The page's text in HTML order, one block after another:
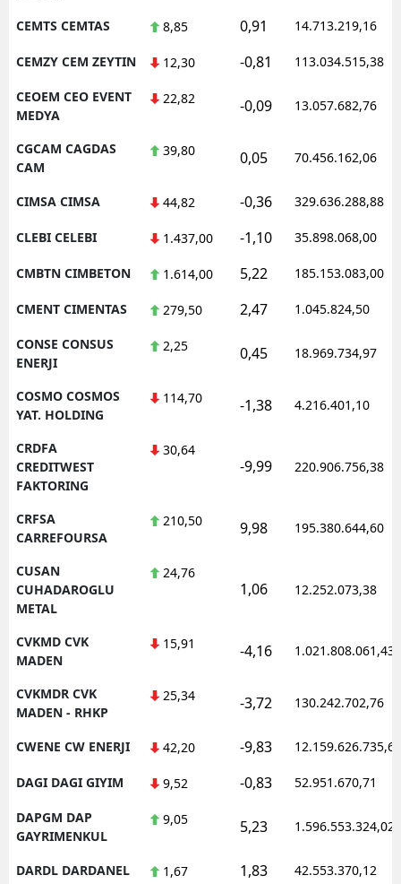
CEMTS CEMTAS 8,85 0,91 14.713.219,16
CEMZY CEM ZEYTIN 12,30 -0,81 113.034.515,38
CEOEM CEO EVENT
MEDYA
22,82 -0,09 13.057.682,76
CGCAM CAGDAS
CAM
39,80 0,05 70.456.162,06
CIMSA CIMSA 44,82 -0,36 329.636.288,88
CLEBI CELEBI 1.437,00 -1,10 35.898.068,00
CMBTN CIMBETON 1.614,00 5,22 185.153.083,00
CMENT CIMENTAS 279,50 2,47 1.045.824,50
CONSE CONSUS
ENERJI
2,25 0,45 18.969.734,97
COSMO COSMOS
YAT. HOLDING
114,70 -1,38 4.216.401,10
CRDFA
CREDITWEST
FAKTORING
30,64
-9,99 220.906.756,38
CRFSA
CARREFOURSA
210,50 9,98 195.380.644,60
CUSAN
CUHADAROGLU
METAL
24,76
1,06 12.252.073,38
CVKMD CVK
MADEN
15,91 -4,16 1.021.808.061,43
CVKMDR CVK
MADEN - RHKP
25,34 -3,72 130.242.702,76
CWENE CW ENERJI 42,20 -9,83 12.159.626.735,62
DAGI DAGI GIYIM 9,52 -0,83 52.951.670,71
DAPGM DAP
GAYRIMENKUL
9,05 5,23 1.596.553.324,02
DARDL DARDANEL 1,67 1,83 42.553.370,12